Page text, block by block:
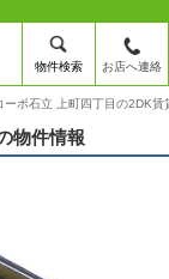
物件検索 お店へ連絡
ーポ石立 上町四丁目の2DK賃
物件情報